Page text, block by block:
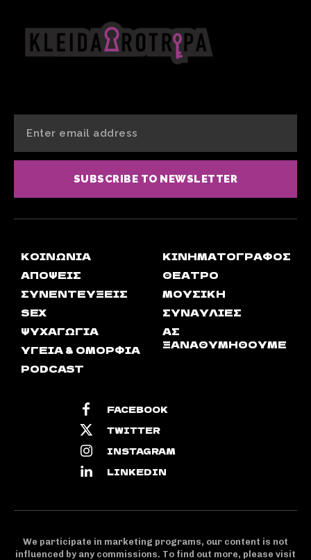
SUBSCRIBE TO NEWSLETTER
ΚΟΙΝΩΝΊΑ
ΑΠΟΨΕΙΣ
ΣΥΝΕΝΤΕΎΞΕΙΣ
SEX
ΨΥΧΑΓΩΓΊΑ
ΥΓΕΊΑ & ΟΜΟΡΦΙΆ
PODCAST
ΚΙΝΗΜΑΤΟΓΡΆΦΟΣ
ΘΈΑΤΡΟ
ΜΟΥΣΙΚΉ
ΣΥΝΑΥΛΊΕΣ
ΑΣ
ΞΑΝΑΘΥΜΗΘΟΎΜΕ
FACEBOOK
TWITTER
INSTAGRAM
LINKEDIN
We participate in marketing programs, our content is not
influenced by any commissions. To find out more, please visit